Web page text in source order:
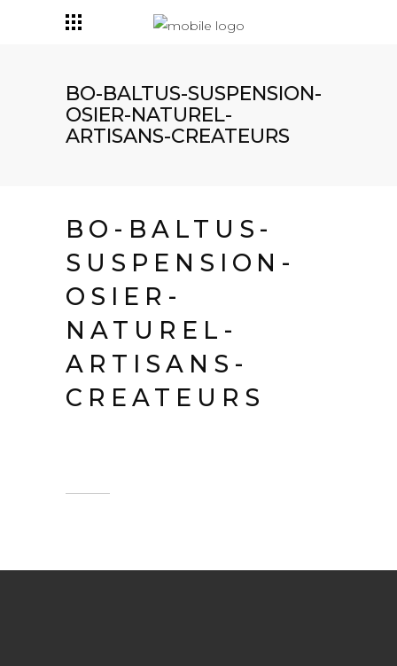
BO-BALTUS-SUSPENSION-
OSIER-NATUREL-
ARTISANS-CREATEURS
BO-BALTUS-
SUSPENSION-
OSIER-
NATUREL-
ARTISANS-
CREATEURS